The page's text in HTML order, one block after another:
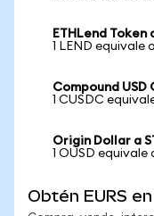
ETHLend Token
1 LEND equivale
Compound USD
1 CUSDC
Origin Dollar a
1 OUSD equivale
Obtén EURS